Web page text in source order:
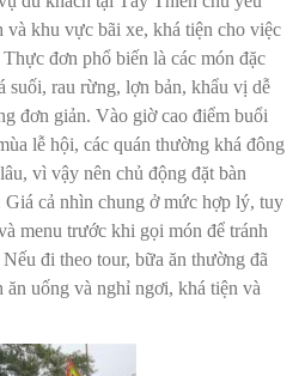
và khu vực bãi xe, khá tiện cho việc
đơn phổ biến là các món đặc
suối, rau rừng, lợn bản, khẩu vị dễ
đơn giản. Vào giờ cao điểm buổi
lễ hội, các quán thường khá đông
vì vậy nên chủ động đặt bàn
cả nhìn chung ở mức hợp lý, tuy
menu trước khi gọi món để tránh
đi theo tour, bữa ăn thường đã
ăn uống và nghỉ ngơi, khá tiện và